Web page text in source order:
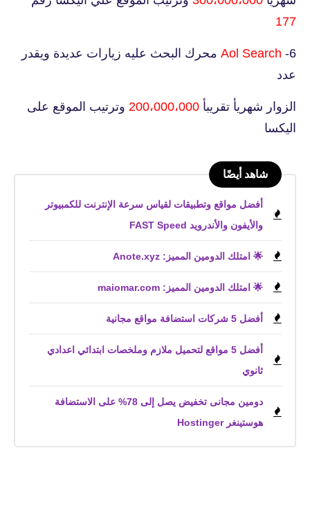
177
6-
Aol Search محرك البحث عليه زيارات عديدة ويقدر
عدد
الزوار شهريأ تقريبأ 200،000،000 وترتيب الموقع على
اليكسا
شاهد أيضًا
أفضل مواقع وتطبيقات لقياس سرعة الإنترنت للكمبيوتر
والأيفون والأندرويد FAST Speed
🌟 امتلك الدومين المميز: Anote.xyz
🌟 امتلك الدومين المميز: maiomar.com
أفضل 5 شركات استضافة مواقع مجانية
أفضل 5 مواقع لتحميل ملازم وملخصات ابتدائي اعدادي
ثانوي
دومين مجانى تخفيض يصل إلى 78% على الاستضافة
هوستينغر Hostinger